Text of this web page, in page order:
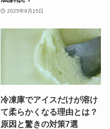
2025年9月15日
冷凍庫でアイスだけが溶け
て柔らかくなる理由とは？
原因と驚きの対策7選